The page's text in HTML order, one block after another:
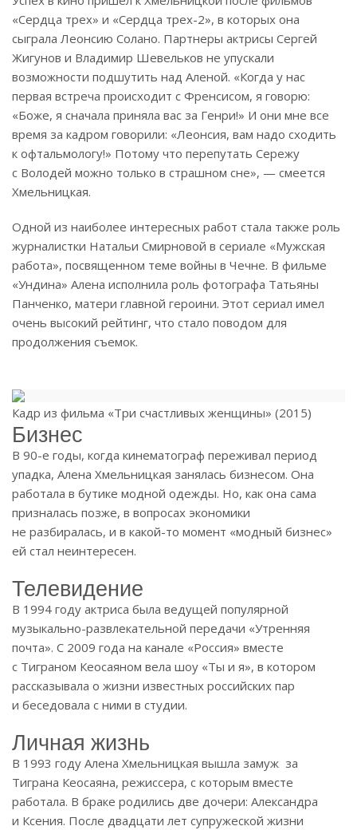
«Сердца трех» и «Сердца трех-2», в которых она
сыграла Леонсию Солано. Партнеры актрисы Сергей
Жигунов и Владимир Шевельков не упускали
возможности подшутить над Аленой. «Когда у нас
первая встреча происходит с Френсисом, я говорю:
«Боже, я сначала приняла вас за Генри!» И они мне все
время за кадром говорили: «Леонсия, вам надо сходить
к офтальмологу!» Потому что перепутать Сережу
с Володей можно только в страшном сне», — смеется
Хмельницкая.
Одной из наиболее интересных работ стала также роль
журналистки Натальи Смирновой в сериале «Мужская
работа», посвященном теме войны в Чечне. В фильме
«Ундина» Алена исполнила роль фотографа Татьяны
Панченко, матери главной героини. Этот сериал имел
очень высокий рейтинг, что стало поводом для
продолжения съемок.
Кадр из фильма «Три счастливых женщины» (2015)
Бизнес
В 90-е годы, когда кинематограф переживал период
упадка, Алена Хмельницкая занялась бизнесом. Она
работала в бутике модной одежды. Но, как она сама
призналась позже, в вопросах экономики
не разбиралась, и в какой-то момент «модный бизнес»
ей стал неинтересен.
Телевидение
В 1994 году актриса была ведущей популярной
музыкально-развлекательной передачи «Утренняя
почта». С 2009 года на канале «Россия» вместе
с Тиграном Кеосаяном вела шоу «Ты и я», в котором
рассказывала о жизни известных российских пар
и беседовала с ними в студии.
Личная жизнь
В 1993 году Алена Хмельницкая вышла замуж за
Тиграна Кеосаяна, режиссера, с которым вместе
работала. В браке родились две дочери: Александра
и Ксения. После двадцати лет супружеской жизни